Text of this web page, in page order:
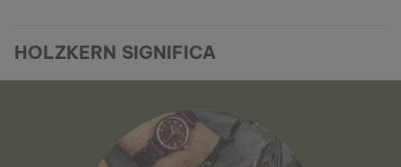
HOLZKERN SIGNIFICA